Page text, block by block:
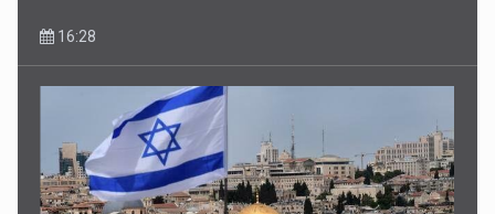
16:28